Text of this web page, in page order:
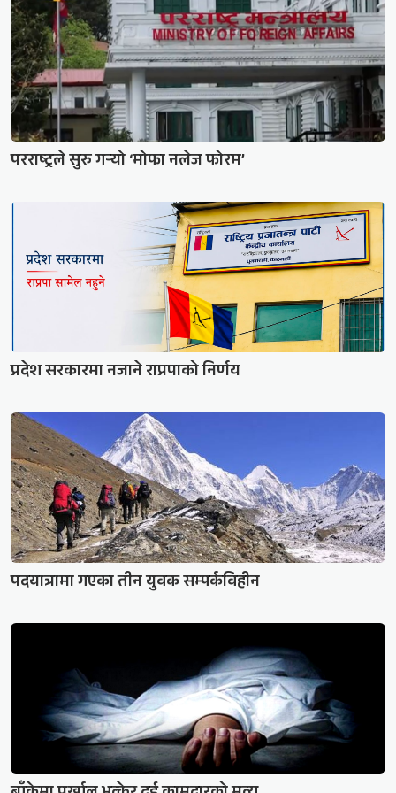
परराष्ट्रले सुरु गर्‍यो ‘मोफा नलेज फोरम’
प्रदेश सरकारमा नजाने राप्रपाको निर्णय
पदयात्रामा गएका तीन युवक सम्पर्कविहीन